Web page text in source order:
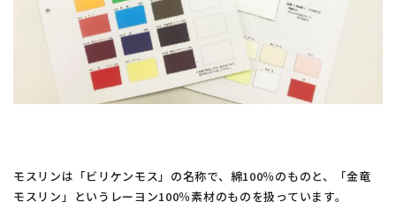
モスリンは「ビリケンモス」の名称で、綿100％のものと、「金竜
モスリン」というレーヨン100％素材のものを扱っています。